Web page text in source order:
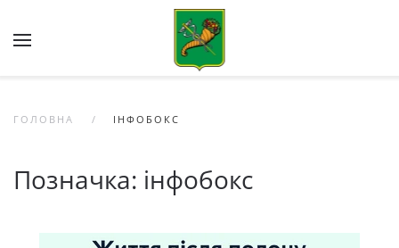
Skip to main content
ГОЛОВНА ІНФОБОКС
Позначка: інфобокс